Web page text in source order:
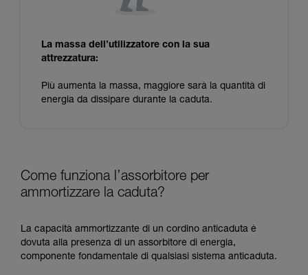
La massa dell’utilizzatore con la sua
attrezzatura:
Più aumenta la massa, maggiore sarà la quantità di
energia da dissipare durante la caduta.
Come funziona l’assorbitore per
ammortizzare la caduta?
La capacità ammortizzante di un cordino anticaduta è
dovuta alla presenza di un assorbitore di energia,
componente fondamentale di qualsiasi sistema anticaduta.